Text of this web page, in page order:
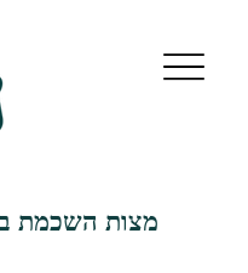
מצות השכמת